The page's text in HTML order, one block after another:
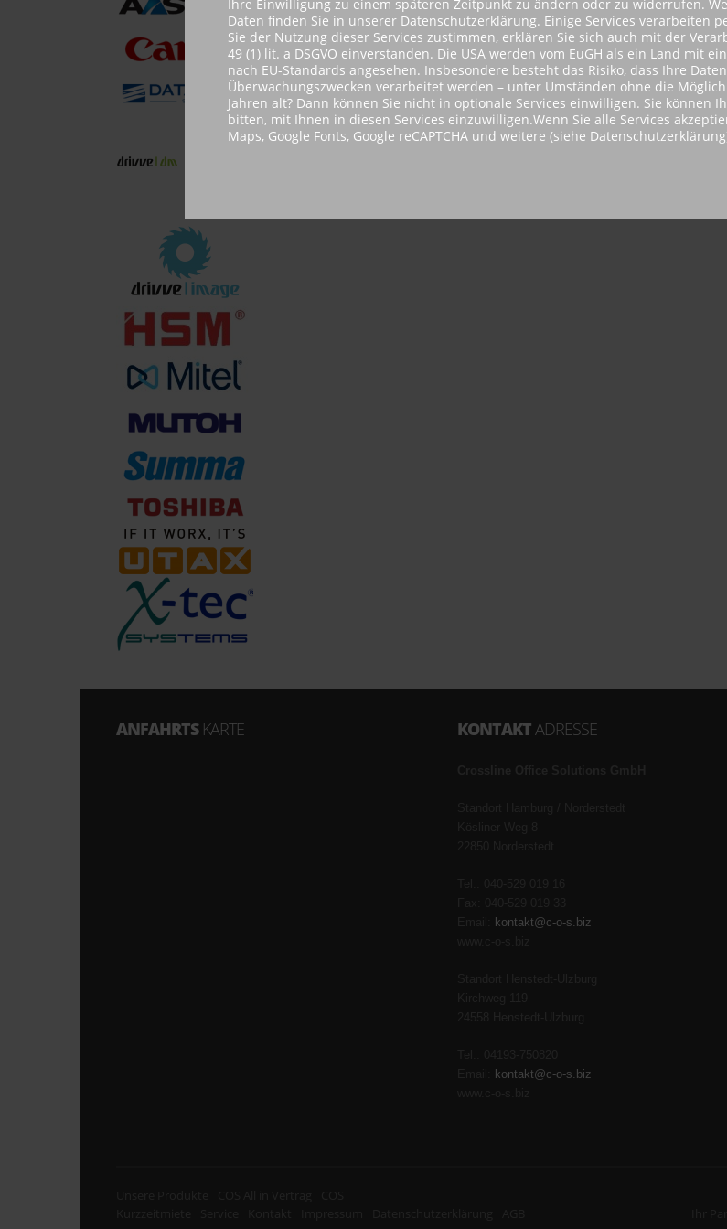
ANFAHRTSKARTE KONTAKTADRESSE
kontakt@c-o-s.biz
kontakt@c-o-s.biz
Ihre Einwilligung zu einem späteren Zeitpunkt zu ändern oder zu widerrufen.
Daten finden Sie in unserer Datenschutzerklärung. Einige Services verarbeiten
Sie der Nutzung dieser Services zustimmen, erklären Sie sich auch mit der
49 (1) lit. a DSGVO einverstanden. Die USA werden vom EuGH als ein Land mit
nach EU-Standards angesehen. Insbesondere besteht das Risiko, dass Ihre
Überwachungszwecken verarbeitet werden – unter Umständen ohne die
Jahren alt? Dann können Sie nicht in optionale Services einwilligen. Sie können
bitten, mit Ihnen in diesen Services einzuwilligen.Wenn Sie alle Services
Maps, Google Fonts, Google reCAPTCHA und weitere (siehe